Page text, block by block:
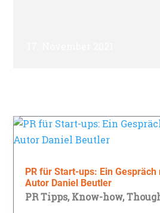
PR für Start-ups: Ein Gespräch
Autor Daniel Beutler
PR Tipps,Know-how,